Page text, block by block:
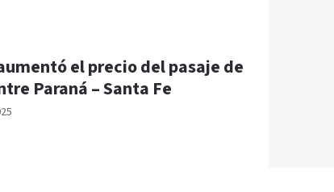
el precio del pasaje de
Paraná – Santa Fe